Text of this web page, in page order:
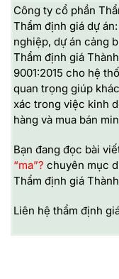
Công ty cổ phần
Thẩm định giá dự
nghiệp, dự án cảng
Thẩm định giá
9001:2015 cho hệ
quan trọng giúp
xác trong việc kinh
hàng và mua bán
Bạn đang đọc bài
“ma”? chuyên mục
Thẩm định giá
Liên hệ thẩm định